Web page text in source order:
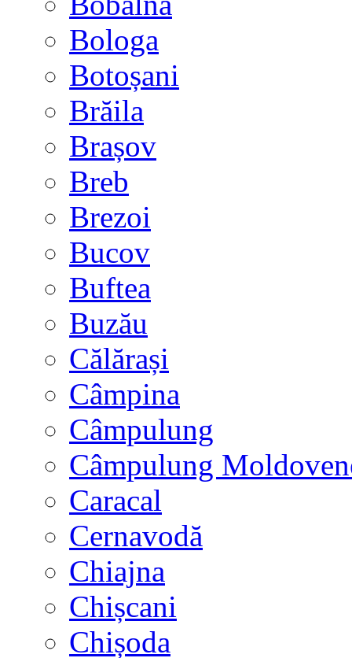
Bologa
Botoșani
Brăila
Brașov
Breb
Brezoi
Bucov
Buftea
Buzău
Călărași
Câmpina
Câmpulung
Câmpulung
Caracal
Cernavodă
Chiajna
Chișcani
Chișoda